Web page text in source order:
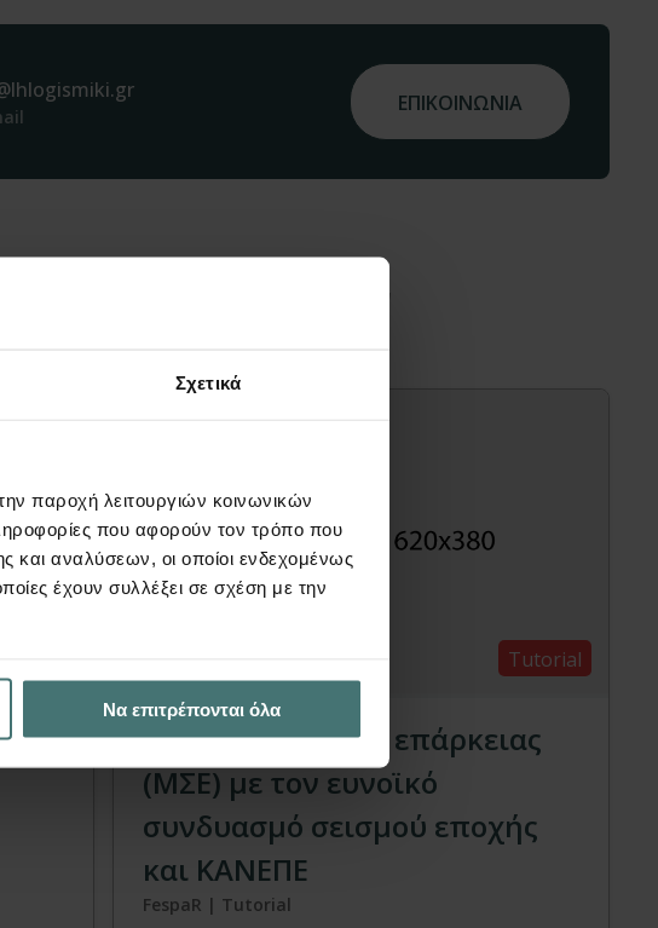
Σχετικά
παροχή λειτουργιών κοινωνικών
που αφορούν τον τρόπο που
και αναλύσεων, οι οποίοι ενδεχομένως
έχουν συλλέξει σε σχέση με την
Να επιτρέπονται όλα
ΕΠΙΚΟΙΝΩΝΙΑ
Tutorial
Μελέτη στατικής επάρκειας
(ΜΣΕ) με τον ευνοϊκό
συνδυασμό σεισμού εποχής
και ΚΑΝΕΠΕ
FespaR | Tutorial